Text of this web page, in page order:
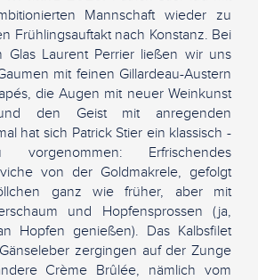
Mannschaft wieder zu
Frühlingsauftakt nach Konstanz. Bei
Glas Laurent Perrier ließen wir uns
mit feinen Gillardeau-Austern
die Augen mit neuer Weinkunst
den Geist mit anregenden
hat sich Patrick Stier ein klassisch -
vorgenommen: Erfrischendes
von der Goldmakrele, gefolgt
ganz wie früher, aber mit
und Hopfensprossen (ja,
Hopfen genießen). Das Kalbsfilet
zergingen auf der Zunge
Crème Brûlée, nämlich vom